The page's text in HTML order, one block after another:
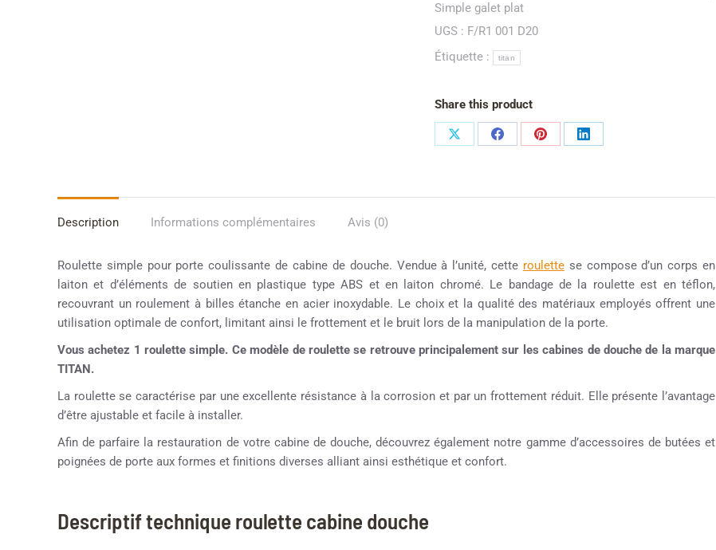
Simple galet plat
UGS : F/R1 001 D20
Étiquette :
titan
Share this product
Description Informations complémentaires Avis (0)
Roulette simple pour porte coulissante de cabine de douche. Vendue à l’unité, cette roulettese compose d’un corps en
laiton et d’éléments de soutien en plastique type ABS et en laiton chromé. Le bandage de la roulette est en téflon,
recouvrant un roulement à billes étanche en acier inoxydable. Le choix et la qualité des matériaux employés offrent une
utilisation optimale de confort, limitant ainsi le frottement et le bruit lors de la manipulation de la porte.
Vous achetez 1 roulette simple. Ce modèle de roulette se retrouve principalement sur les cabines de douche de la marque
TITAN.
La roulette se caractérise par une excellente résistance à la corrosion et par un frottement réduit. Elle présente l’avantage
d’être ajustable et facile à installer.
Afin de parfaire la restauration de votre cabine de douche, découvrez également notre gamme d’accessoires de butées et
poignées de porte aux formes et finitions diverses alliant ainsi esthétique et confort.
Descriptif technique roulette cabine douche